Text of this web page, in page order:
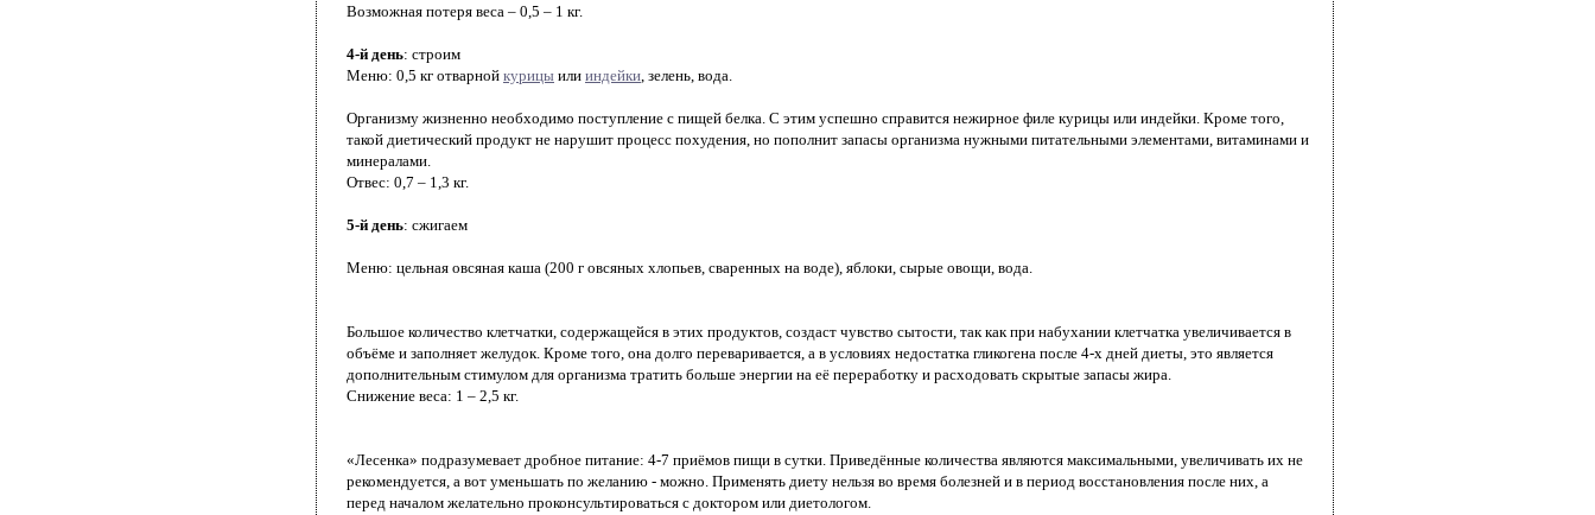
Возможная потеря веса – 0,5 – 1 кг.
4-й день: строим
Меню: 0,5 кг отварной курицы или индейки, зелень, вода.
Организму жизненно необходимо поступление с пищей белка. С этим успешно справится нежирное филе курицы или индейки. Кроме того,
такой диетический продукт не нарушит процесс похудения, но пополнит запасы организма нужными питательными элементами, витаминами и
минералами.
Отвес: 0,7 – 1,3 кг.
5-й день: сжигаем
Меню: цельная овсяная каша (200 г овсяных хлопьев, сваренных на воде), яблоки, сырые овощи, вода.
Большое количество клетчатки, содержащейся в этих продуктов, создаст чувство сытости, так как при набухании клетчатка увеличивается в
объёме и заполняет желудок. Кроме того, она долго переваривается, а в условиях недостатка гликогена после 4-х дней диеты, это является
дополнительным стимулом для организма тратить больше энергии на её переработку и расходовать скрытые запасы жира.
Снижение веса: 1 – 2,5 кг.
«Лесенка» подразумевает дробное питание: 4-7 приёмов пищи в сутки. Приведённые количества являются максимальными, увеличивать их не
рекомендуется, а вот уменьшать по желанию - можно. Применять диету нельзя во время болезней и в период восстановления после них, а
перед началом желательно проконсультироваться с доктором или диетологом.